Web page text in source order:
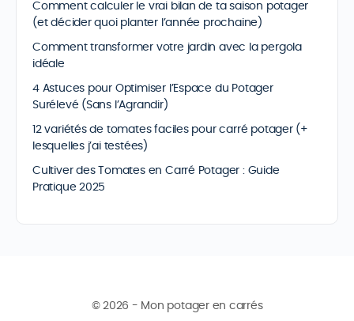
Comment calculer le vrai bilan de ta saison potager
(et décider quoi planter l’année prochaine)
Comment transformer votre jardin avec la pergola
idéale
4 Astuces pour Optimiser l’Espace du Potager
Surélevé (Sans l’Agrandir)
12 variétés de tomates faciles pour carré potager (+
lesquelles j’ai testées)
Cultiver des Tomates en Carré Potager : Guide
Pratique 2025
© 2026 - Mon potager en carrés